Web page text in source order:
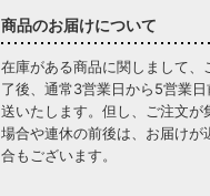
商品のお届けについて
在庫がある商品に関しまして、
了後、通常3営業日から5営業日
送いたします。但し、ご注文が
場合や連休の前後は、お届けが
合もございます。